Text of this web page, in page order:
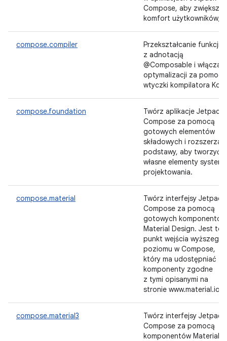
Compose, aby zwiększać
komfort użytkowników;
compose.compiler
Przekształcanie funkcji
z adnotacją
@Composable i
optymalizacji za pomocą
wtyczki kompilatora
compose.foundation
Twórz aplikacje Jetpack
Compose za pomocą
gotowych elementów
składowych i rozszerzaj
podstawy, aby tworzyć
własne elementy systemu
projektowania.
compose.material
Twórz interfejsy Jetpack
Compose za pomocą
gotowych komponentów
Material Design. Jest to
punkt wejścia wyższego
poziomu w Compose,
który ma udostępniać
komponenty zgodne
z tymi opisanymi na
stronie www.material.io.
compose.material3
Twórz interfejsy Jetpack
Compose za pomocą
komponentów Material